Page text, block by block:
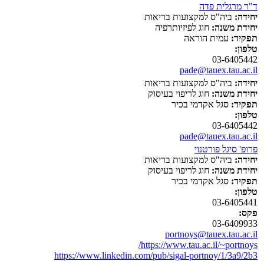
ד"ר מרגלית פדה
יחידה: ביה"ס למקצועות בריאות
יחידת משנה: חוג לפיזיותרפיה
תפקיד: עמית הוראה
טלפון:
03-6405442
pade@tauex.tau.ac.il
יחידה: ביה"ס למקצועות בריאות
יחידת משנה: חוג לריפוי בעיסוק
תפקיד: סגל אקדמי בכיר
טלפון:
03-6405442
pade@tauex.tau.ac.il
פרופ' סיגל פורטנוי
יחידה: ביה"ס למקצועות בריאות
יחידת משנה: חוג לריפוי בעיסוק
תפקיד: סגל אקדמי בכיר
טלפון:
03-6405441
פקס:
03-6409933
portnoys@tauex.tau.ac.il
https://www.tau.ac.il/~portnoys/
https://www.linkedin.com/pub/sigal-portnoy/1/3a9/2b3